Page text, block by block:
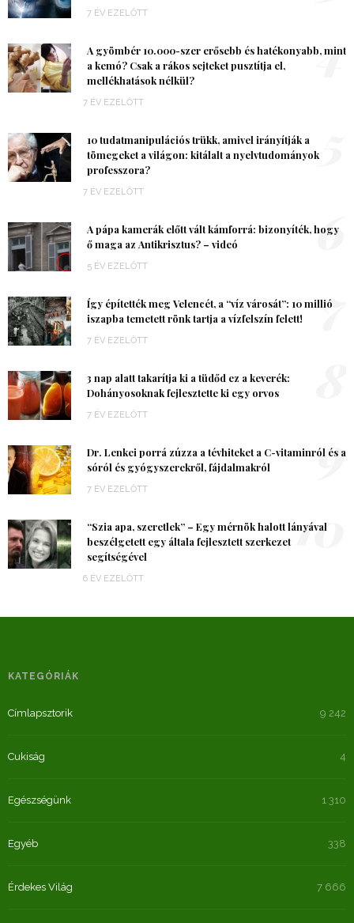
7 ÉV EZELŐTT
A gyömbér 10.000-szer erősebb és hatékonyabb, mint
a kemó? Csak a rákos sejteket pusztítja el,
mellékhatások nélkül?
7 ÉV EZELŐTT
4
10 tudatmanipulációs trükk, amivel irányítják a
tömegeket a világon: kitálalt a nyelvtudományok
professzora?
7 ÉV EZELŐTT
A pápa kamerák előtt vált kámforrá: bizonyíték, hogy
ő maga az Antikrisztus? – videó
5 ÉV EZELŐTT
6
Így építették meg Velencét, a “víz városát”: 10 millió
iszapba temetett rönk tartja a vízfelszín felett!
7 ÉV EZELŐTT
7
3 nap alatt takarítja ki a tüdőd ez a keverék:
Dohányosoknak fejlesztette ki egy orvos
7 ÉV EZELŐTT
Dr. Lenkei porrá zúzza a tévhiteket a C-vitaminról és a
sóról és gyógyszerekről, fájdalmakról
7 ÉV EZELŐTT
9
“Szia apa, szeretlek” – Egy mérnök halott lányával
beszélgetett egy általa fejlesztett szerkezet
segítségével
6 ÉV EZELŐTT
10
KATEGÓRIÁK
Címlapsztorik 9 242
Cukiság 4
Egészségünk 1 310
Egyéb 338
Érdekes Világ 7 666